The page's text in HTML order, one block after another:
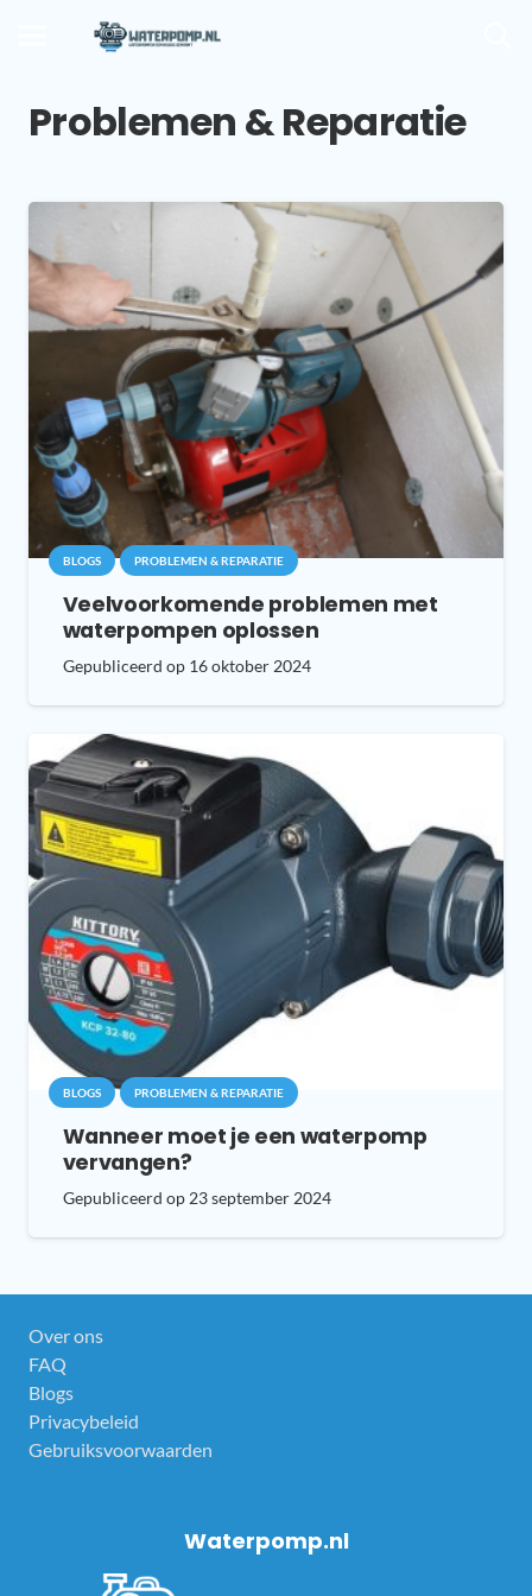
Problemen & Reparatie
BLOGS PROBLEMEN & REPARATIE
Veelvoorkomende problemen met
waterpompen oplossen
Gepubliceerd op 16 oktober 2024
BLOGS PROBLEMEN & REPARATIE
Wanneer moet je een waterpomp
vervangen?
Gepubliceerd op 23 september 2024
Over ons
FAQ
Blogs
Privacybeleid
Gebruiksvoorwaarden
Waterpomp.nl